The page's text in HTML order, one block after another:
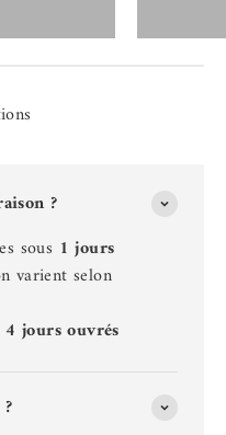
?
sous 1 jours
varient selon
jours ouvrés